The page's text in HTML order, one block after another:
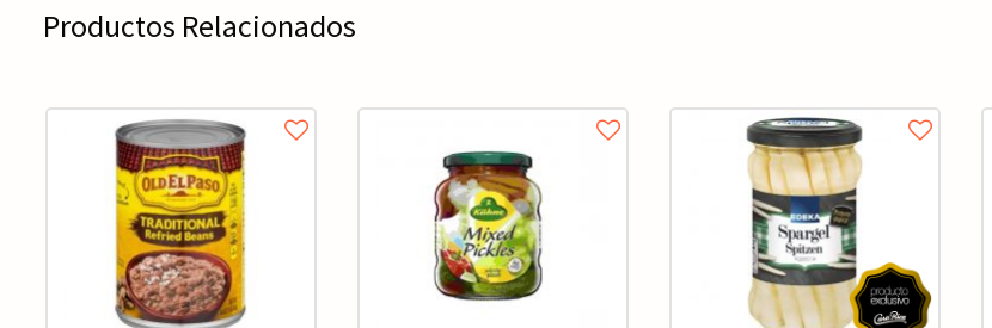
Productos Relacionados